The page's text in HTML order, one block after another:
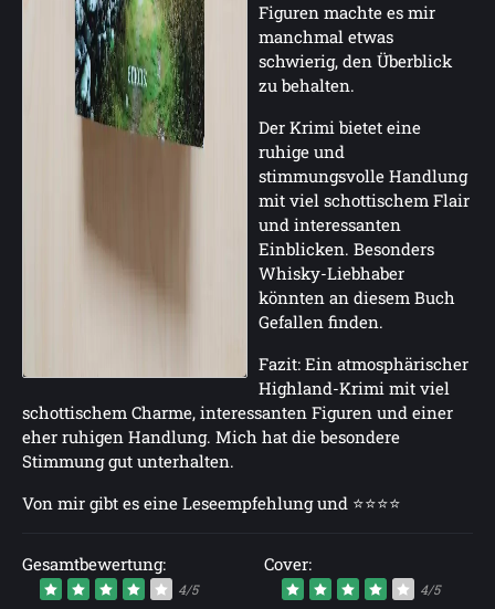
Figuren machte es mir
manchmal etwas
schwierig, den Überblick
zu behalten.
Der Krimi bietet eine
ruhige und
stimmungsvolle Handlung
mit viel schottischem Flair
und interessanten
Einblicken. Besonders
Whisky-Liebhaber
könnten an diesem Buch
Gefallen finden.
Fazit: Ein atmosphärischer
Highland-Krimi mit viel
schottischem Charme, interessanten Figuren und einer
eher ruhigen Handlung. Mich hat die besondere
Stimmung gut unterhalten.
Von mir gibt es eine Leseempfehlung und ⭐⭐⭐⭐
Gesamtbewertung:
4/5
Cover:
4/5